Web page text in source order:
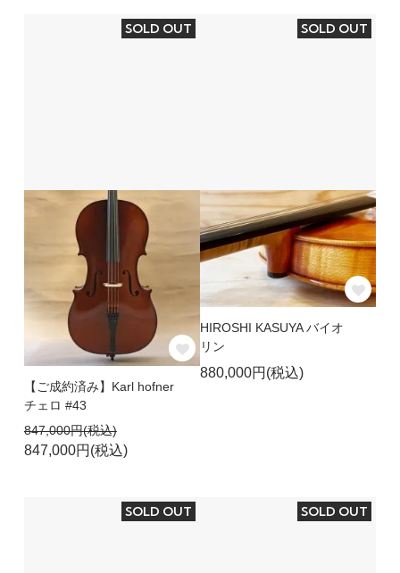
SOLD OUT
【ご成約済み】Karl hofner
チェロ #43
847,000円(税込)
847,000円(税込)
SOLD OUT
HIROSHI KASUYA バイオ
リン
880,000円(税込)
SOLD OUT SOLD OUT